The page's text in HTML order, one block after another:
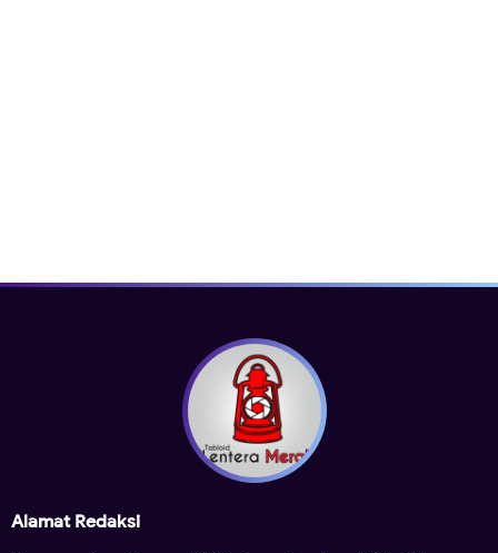
Alamat Redaksi